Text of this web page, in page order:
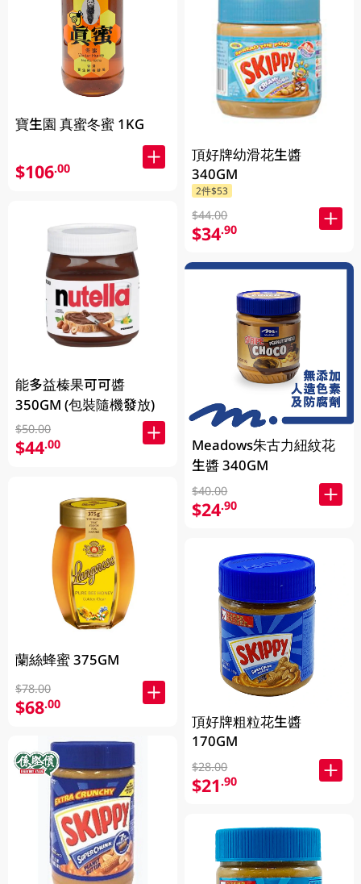
寶生園 真蜜冬蜜 1KG
$106.00
能多益榛果可可醬
350GM (包裝隨機發放)
$50.00
$44.00
蘭絲蜂蜜 375GM
$78.00
$68.00
頂好牌幼滑花生醬
340GM
2件$53
$44.00
$34.90
Meadows朱古力紐紋花
生醬 340GM
$40.00
$24.90
頂好牌粗粒花生醬
170GM
$28.00
$21.90